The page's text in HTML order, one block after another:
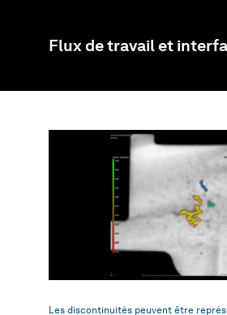
Flux de travail et
Les discontinuités peuvent être